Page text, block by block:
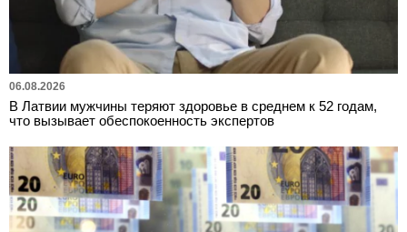
06.08.2026
В Латвии мужчины теряют здоровье в среднем к 52 годам,
что вызывает обеспокоенность экспертов